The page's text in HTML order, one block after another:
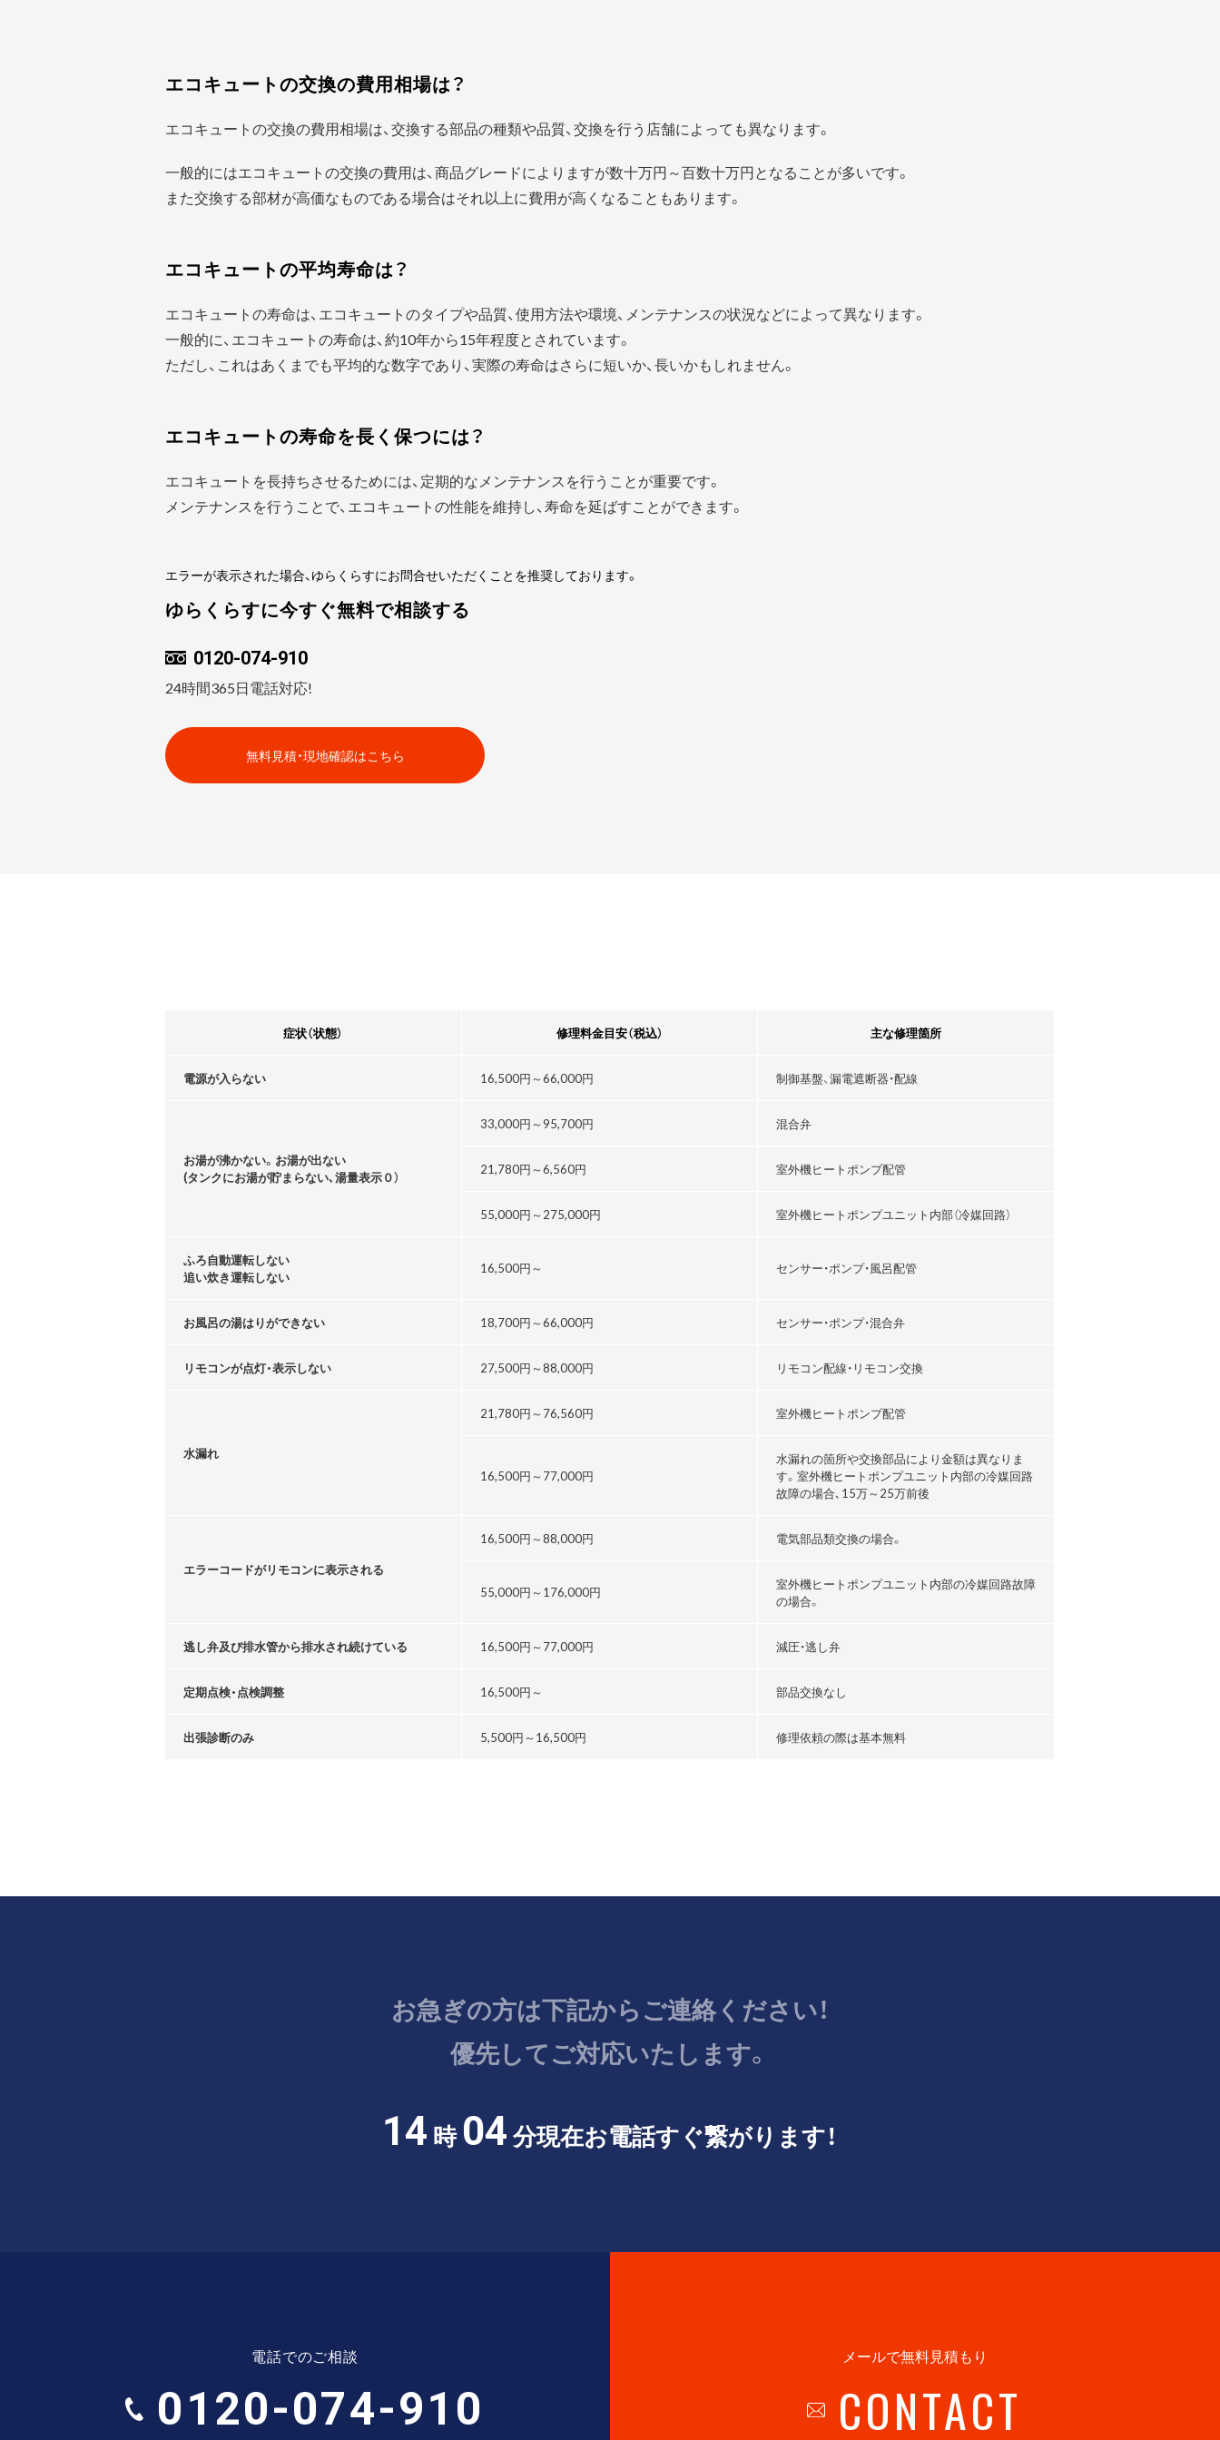
エコキュートの交換の費用相場は？
エコキュートの交換の費用相場は、交換する部品の種類や品質、交換を行う店舗によっても異なります。
一般的にはエコキュートの交換の費用は、商品グレードによりますが数十万円～百数十万円となることが多いです。
また交換する部材が高価なものである場合はそれ以上に費用が高くなることもあります。
エコキュートの平均寿命は？
エコキュートの寿命は、エコキュートのタイプや品質、使用方法や環境、メンテナンスの状況などによって異なります。
一般的に、エコキュートの寿命は、約10年から15年程度とされています。
ただし、これはあくまでも平均的な数字であり、実際の寿命はさらに短いか、長いかもしれません。
エコキュートの寿命を長く保つには？
エコキュートを長持ちさせるためには、定期的なメンテナンスを行うことが重要です。
メンテナンスを行うことで、エコキュートの性能を維持し、寿命を延ばすことができます。
エラーが表示された場合、ゆらくらすにお問合せいただくことを推奨しております。
ゆらくらすに今すぐ無料で相談する
0120-074-910
24時間365日電話対応!
無料見積・現地確認はこちら
症状（状態） 修理料金目安（税込） 主な修理箇所
電源が入らない 16,500円～66,000円 制御基盤、漏電遮断器・配線
お湯が沸かない。お湯が出ない
(タンクにお湯が貯まらない､湯量表示０）
33,000円～95,700円 混合弁
21,780円～6,560円 室外機ヒートポンプ配管
55,000円～ 275,000円 室外機ヒートポンプユニット内部（冷媒回路）
ふろ自動運転しない
追い炊き運転しない
16,500円～ センサー・ポンプ・風呂配管
お風呂の湯はりができない 18,700円～66,000円 センサー・ポンプ・混合弁
リモコンが点灯・表示しない 27,500円～88,000円 リモコン配線・リモコン交換
水漏れ
21,780円～76,560円 室外機ヒートポンプ配管
16,500円～ 77,000円
水漏れの箇所や交換部品により金額は異なりま
す。室外機ヒートポンプユニット内部の冷媒回路
故障の場合､15万～25万前後
エラーコードがリモコンに表示される
16,500円～88,000円 電気部品類交換の場合。
55,000円～176,000円
室外機ヒートポンプユニット内部の冷媒回路故障
の場合。
逃し弁及び排水管から排水され続けている 16,500円～ 77,000円 減圧・逃し弁
定期点検・点検調整 16,500円～ 部品交換なし
出張診断のみ 5,500円～ 16,500円 修理依頼の際は基本無料
お急ぎの方は下記からご連絡ください！
優先してご対応いたします。
14 時04分現在お電話すぐ繋がります！
電話でのご相談
0120-074-910
メールで無料見積もり
CONTACT